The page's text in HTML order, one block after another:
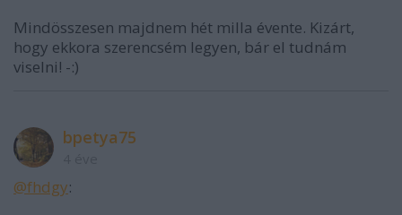
Mindösszesen majdnem hét milla évente. Kizárt,
hogy ekkora szerencsém legyen, bár el tudnám
viselni! -:)
bpetya75
@fhdgy: